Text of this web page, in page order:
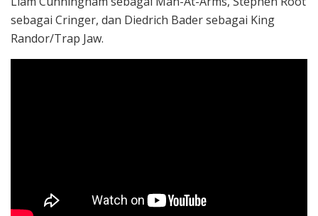
sebagai Cringer, dan Diedrich Bader sebagai King
Randor/Trap Jaw.